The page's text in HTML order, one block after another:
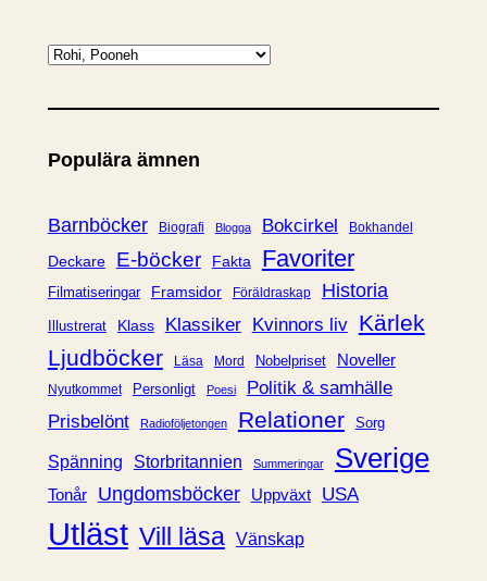
K
t
g
r
i
Populära ämnen
Barnböcker Biografi Blogga Bokcirkel Bokhandel
Deckare E-böcker Fakta Favoriter
Filmatiseringar Framsidor Föräldraskap Historia
Illustrerat Klass Klassiker Kvinnors liv Kärlek
Ljudböcker
Läsa Mord Nobelpriset Noveller
Nyutkommet Personligt Poesi
Politik & samhälle
Prisbelönt
Radioföljetongen Relationer Sorg
Spänning Storbritannien Summeringar Sverige
Tonår Ungdomsböcker Uppväxt USA
Utläst Vill läsa Vänskap